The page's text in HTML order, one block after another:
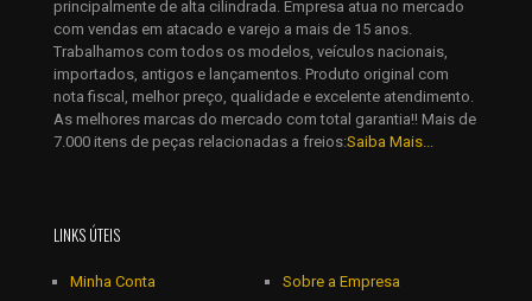
principalmente de alta cilindrada. Empresa atua no mercado
com vendas em atacado e varejo a mais de 15 anos.
Trabalhamos com todos os modelos, veículos nacionais,
importados, antigos e lançamentos. Produto original com
nota fiscal, melhor preço, qualidade e excelente atendimento.
As melhores marcas do mercado com total garantia!! Mais de
7.000 itens de peças relacionadas a freios:Saiba Mais...
LINKS ÚTEIS
Minha Conta
Sobre a Empresa